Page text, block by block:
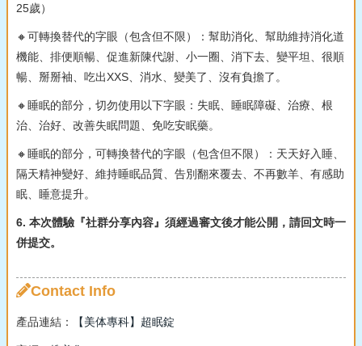
25歲）
🔸可轉換替代的字眼（包含但不限）：幫助消化、幫助維持消化道
機能、排便順暢、促進新陳代謝、小一圈、消下去、變平坦、很順
暢、掰掰袖、吃出XXS、消水、變美了、沒有負擔了。
🔸睡眠的部分，切勿使用以下字眼：失眠、睡眠障礙、治療、根
治、治好、改善失眠問題、免吃安眠藥。
🔸睡眠的部分，可轉換替代的字眼（包含但不限）：天天好入睡、
隔天精神變好、維持睡眠品質、告別翻來覆去、不再數羊、有感助
眠、睡意提升。
6. 本次體驗『社群分享內容』須經過審文後才能公開，請回文時一
併提交。
Contact Info
產品連結： 【美体專科】超眠錠